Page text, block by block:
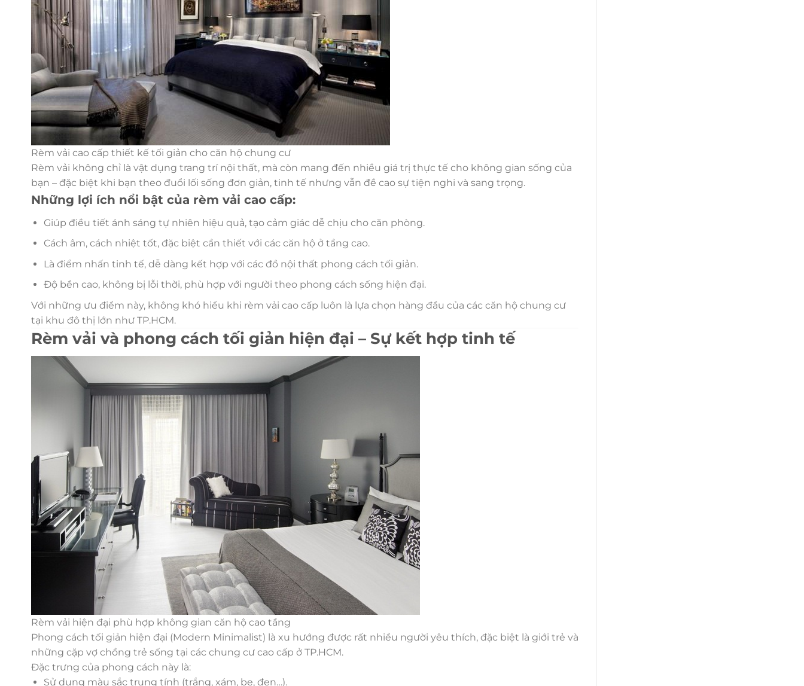
Rèm vải cao cấp thiết kế tối giản cho căn hộ chung cư
Rèm vải không chỉ là vật dụng trang trí nội thất, mà còn mang đến nhiều giá trị thực tế cho không gian sống của
bạn – đặc biệt khi bạn theo đuổi lối sống đơn giản, tinh tế nhưng vẫn đề cao sự tiện nghi và sang trọng.
Những lợi ích nổi bật của rèm vải cao cấp:
Giúp điều tiết ánh sáng tự nhiên hiệu quả, tạo cảm giác dễ chịu cho căn phòng.
Cách âm, cách nhiệt tốt, đặc biệt cần thiết với các căn hộ ở tầng cao.
Là điểm nhấn tinh tế, dễ dàng kết hợp với các đồ nội thất phong cách tối giản.
Độ bền cao, không bị lỗi thời, phù hợp với người theo phong cách sống hiện đại.
Với những ưu điểm này, không khó hiểu khi rèm vải cao cấp luôn là lựa chọn hàng đầu của các căn hộ chung cư
tại khu đô thị lớn như TP.HCM.
Rèm vải và phong cách tối giản hiện đại – Sự kết hợp tinh tế
Rèm vải hiện đại phù hợp không gian căn hộ cao tầng
Phong cách tối giản hiện đại (Modern Minimalist) là xu hướng được rất nhiều người yêu thích, đặc biệt là giới trẻ và
những cặp vợ chồng trẻ sống tại các chung cư cao cấp ở TP.HCM.
Đặc trưng của phong cách này là:
Sử dụng màu sắc trung tính (trắng, xám, be, đen…).